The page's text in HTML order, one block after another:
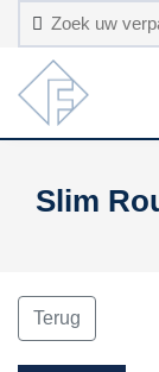
Slim
Terug